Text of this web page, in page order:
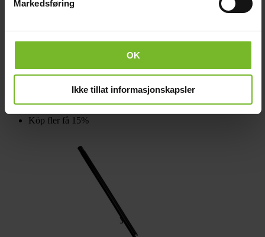
Markedsføring
OK
Ikke tillat informasjonskapsler
Ben Bålpanna Ask (B1B2B3)
Köp fler få 15%